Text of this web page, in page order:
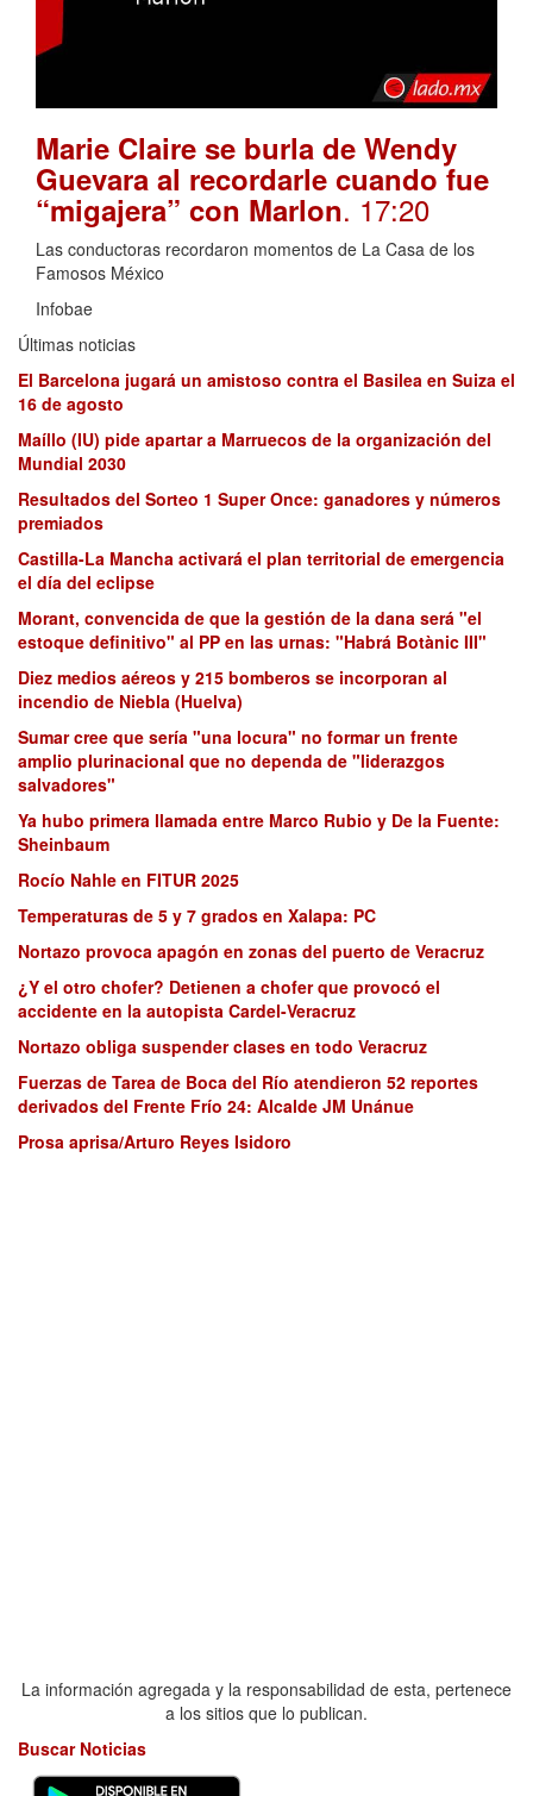
Marie Claire se burla de Wendy
Guevara al recordarle cuando fue
“migajera” con Marlon. 17:20
Las conductoras recordaron momentos de La Casa de los
Famosos México
Infobae
Últimas noticias
El Barcelona jugará un amistoso contra el Basilea en Suiza el
16 de agosto
Maíllo (IU) pide apartar a Marruecos de la organización del
Mundial 2030
Resultados del Sorteo 1 Super Once: ganadores y números
premiados
Castilla-La Mancha activará el plan territorial de emergencia
el día del eclipse
Morant, convencida de que la gestión de la dana será "el
estoque definitivo" al PP en las urnas: "Habrá Botànic III"
Diez medios aéreos y 215 bomberos se incorporan al
incendio de Niebla (Huelva)
Sumar cree que sería "una locura" no formar un frente
amplio plurinacional que no dependa de "liderazgos
salvadores"
Ya hubo primera llamada entre Marco Rubio y De la Fuente:
Sheinbaum
Rocío Nahle en FITUR 2025
Temperaturas de 5 y 7 grados en Xalapa: PC
Nortazo provoca apagón en zonas del puerto de Veracruz
¿Y el otro chofer? Detienen a chofer que provocó el
accidente en la autopista Cardel-Veracruz
Nortazo obliga suspender clases en todo Veracruz
Fuerzas de Tarea de Boca del Río atendieron 52 reportes
derivados del Frente Frío 24: Alcalde JM Unánue
Prosa aprisa/Arturo Reyes Isidoro
La información agregada y la responsabilidad de esta, pertenece
a los sitios que lo publican.
Buscar Noticias